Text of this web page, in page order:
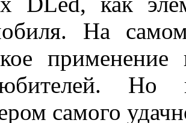
На
Но
самого